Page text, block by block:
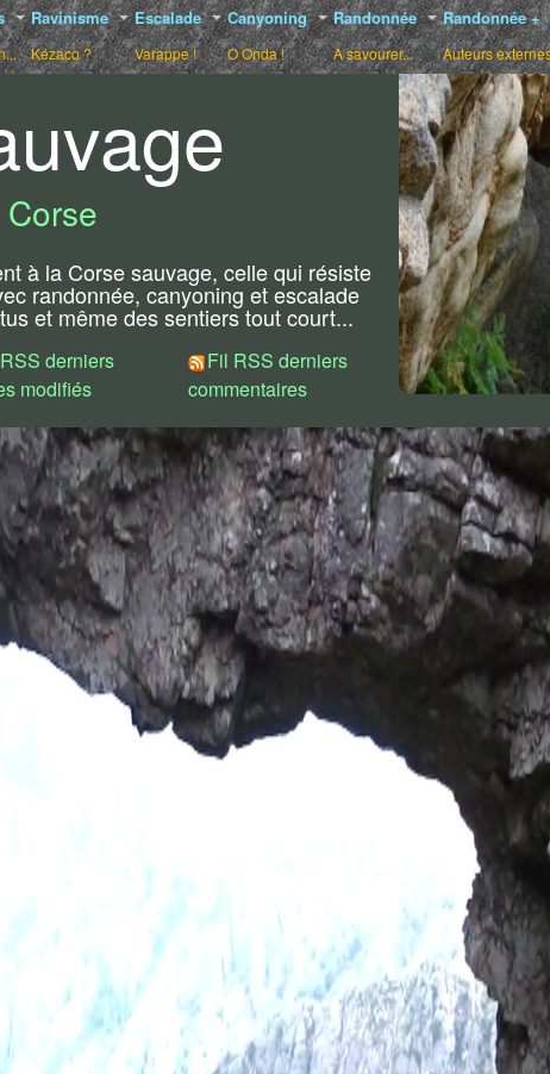
Ravinisme
Kézaco ?
Escalade
Varappe !
Canyoning
O Onda !
Randonnée
A savourer...
Randonnée +
Auteurs
à la Corse sauvage, celle qui résiste
randonnée, canyoning et escalade
et même des sentiers tout court...
derniers
modifiés
Fil RSS derniers
commentaires
Choix de
trail du Cavu Dimanche 24/05/2026
2025 avec trois boucles de trail et une de marche :
classique pour compétiteurs entraînés et aguerris à la recherche d’un trail-
, boucle plus courte intégrée dans la précédente
, petite boucle plus accessible, mais néanmoins sportive, faisant le tour des
!
inscrits pour venir s'affronter sur les boucles de trail et la marche de cette
du Cavu du 24/05/2026...
4 - Joomla 5
était envisagée sans avoir eu le temps d'y procéder !
d'une période de mauvais temps et d'éloignement de la Corse, je m'y suis
!)
liés à cette migration : n'hésitez pas à me les remonter
sauvage" !
trail du Cavu Dimanche 25/05/2025
la vallée du Cavu , dont la 1ère édition officielle "Acqua e Rocca di u Cavu"
ambitieuse qu'en 2024 avec 2 boucles de trail officielles et une boucle de marche
de la vallée
accessible mais encore bien sportive